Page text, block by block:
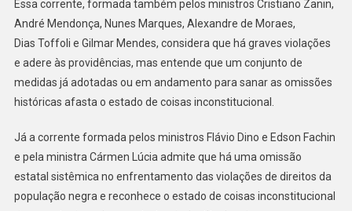
Essa corrente, formada também pelos ministros Cristiano Zanin,
André Mendonça, Nunes Marques, Alexandre de Moraes,
Dias Toffoli e Gilmar Mendes, considera que há graves violações
e adere às providências, mas entende que um conjunto de
medidas já adotadas ou em andamento para sanar as omissões
históricas afasta o estado de coisas inconstitucional.
Já a corrente formada pelos ministros Flávio Dino e Edson Fachin
e pela ministra Cármen Lúcia admite que há uma omissão
estatal sistêmica no enfrentamento das violações de direitos da
população negra e reconhece o estado de coisas inconstitucional